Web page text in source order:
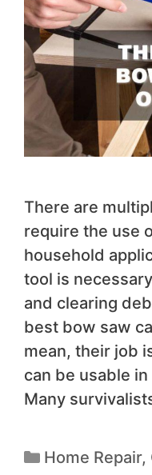
There are
require the use
household
tool is
and clearing
best bow saw
mean, their job
can be usable
Many
Home Repair,